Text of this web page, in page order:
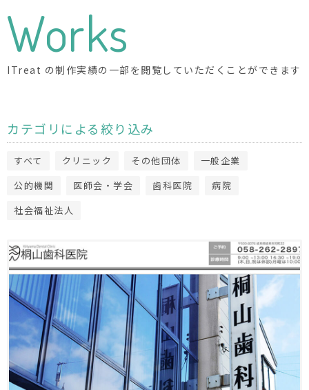
Works
ITreat の制作実績の一部を閲覧していただくことができます
カテゴリによる絞り込み
すべて クリニック その他団体
一般企業
公的機関
医師会・学会 歯科医院
病院
社会福祉法人